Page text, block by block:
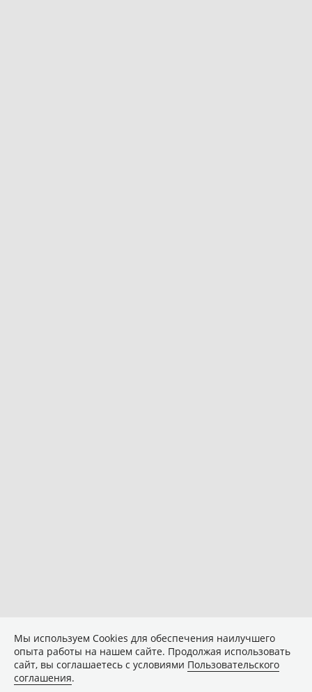
Мы используем Сookies для обеспечения наилучшего
опыта работы на нашем сайте. Продолжая использовать
сайт, вы соглашаетесь с условиями Пользовательского
соглашения.